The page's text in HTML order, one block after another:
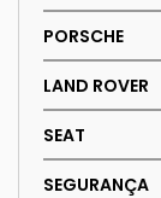
PORSCHE
LAND ROVER
SEAT
SEGURANÇA